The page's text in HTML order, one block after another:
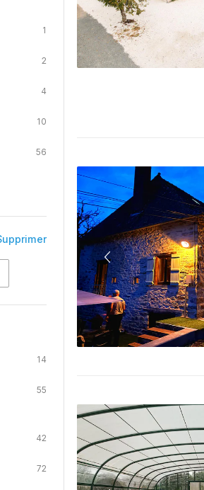
1
2
4
10
56
14
55
42
72